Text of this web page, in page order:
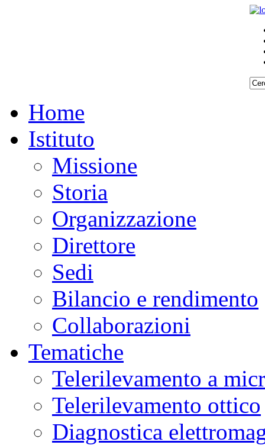
Home
Istituto
Missione
Storia
Organizzazione
Direttore
Sedi
Bilancio e rendimento
Collaborazioni
Tematiche
Telerilevamento a
Telerilevamento ottico
Diagnostica